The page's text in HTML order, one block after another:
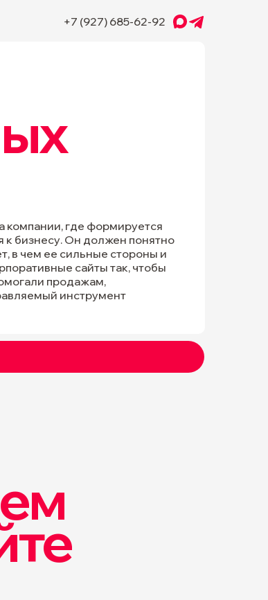
+7 (927) 685-62-92
где формируется
к бизнесу. Он должен понятно
в чем ее сильные стороны и
сайты так, чтобы
продажам,
инструмент